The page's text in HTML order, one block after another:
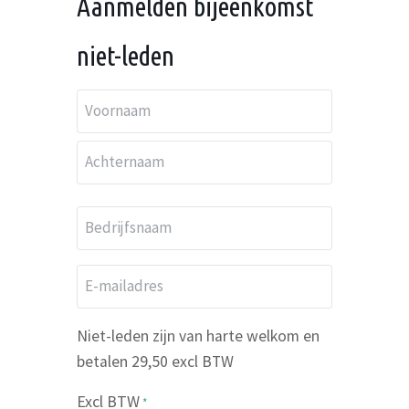
m
d
e
Aanmelden bijeenkomst
niet-leden
N
a
m
d
j
f
s
m
a
l
Niet-leden zijn van harte welkom en
betalen 29,50 excl BTW
Excl BTW *